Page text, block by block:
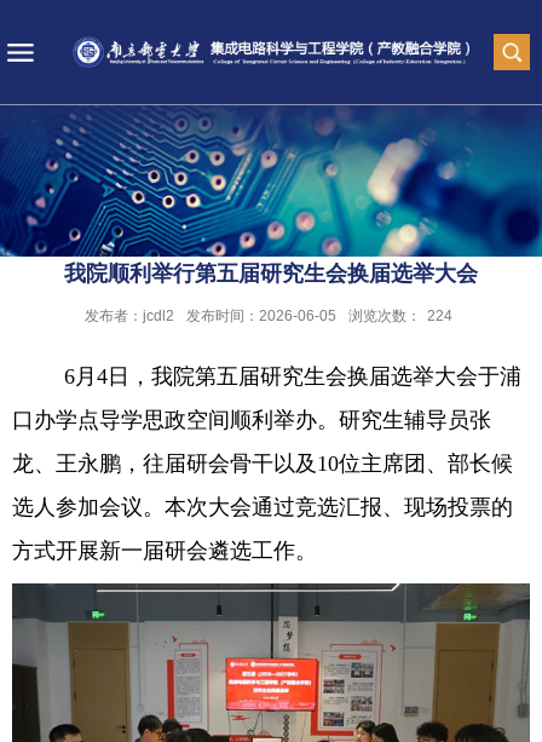
我院顺利举行第五届研究生会换届选举大会
发布者：jcdl2 发布时间：2026-06-05 浏览次数： 224
6月 4 日，我院第五届研究生会换届选举大会于浦
口办学点导学思政空间顺利举办。研究生辅导员张
龙、王永鹏，往届研会骨干以及 10位主席团、部长候
选人参加会议。本次大会通过竞选汇报、现场投票的
方式开展新一届研会遴选工作。